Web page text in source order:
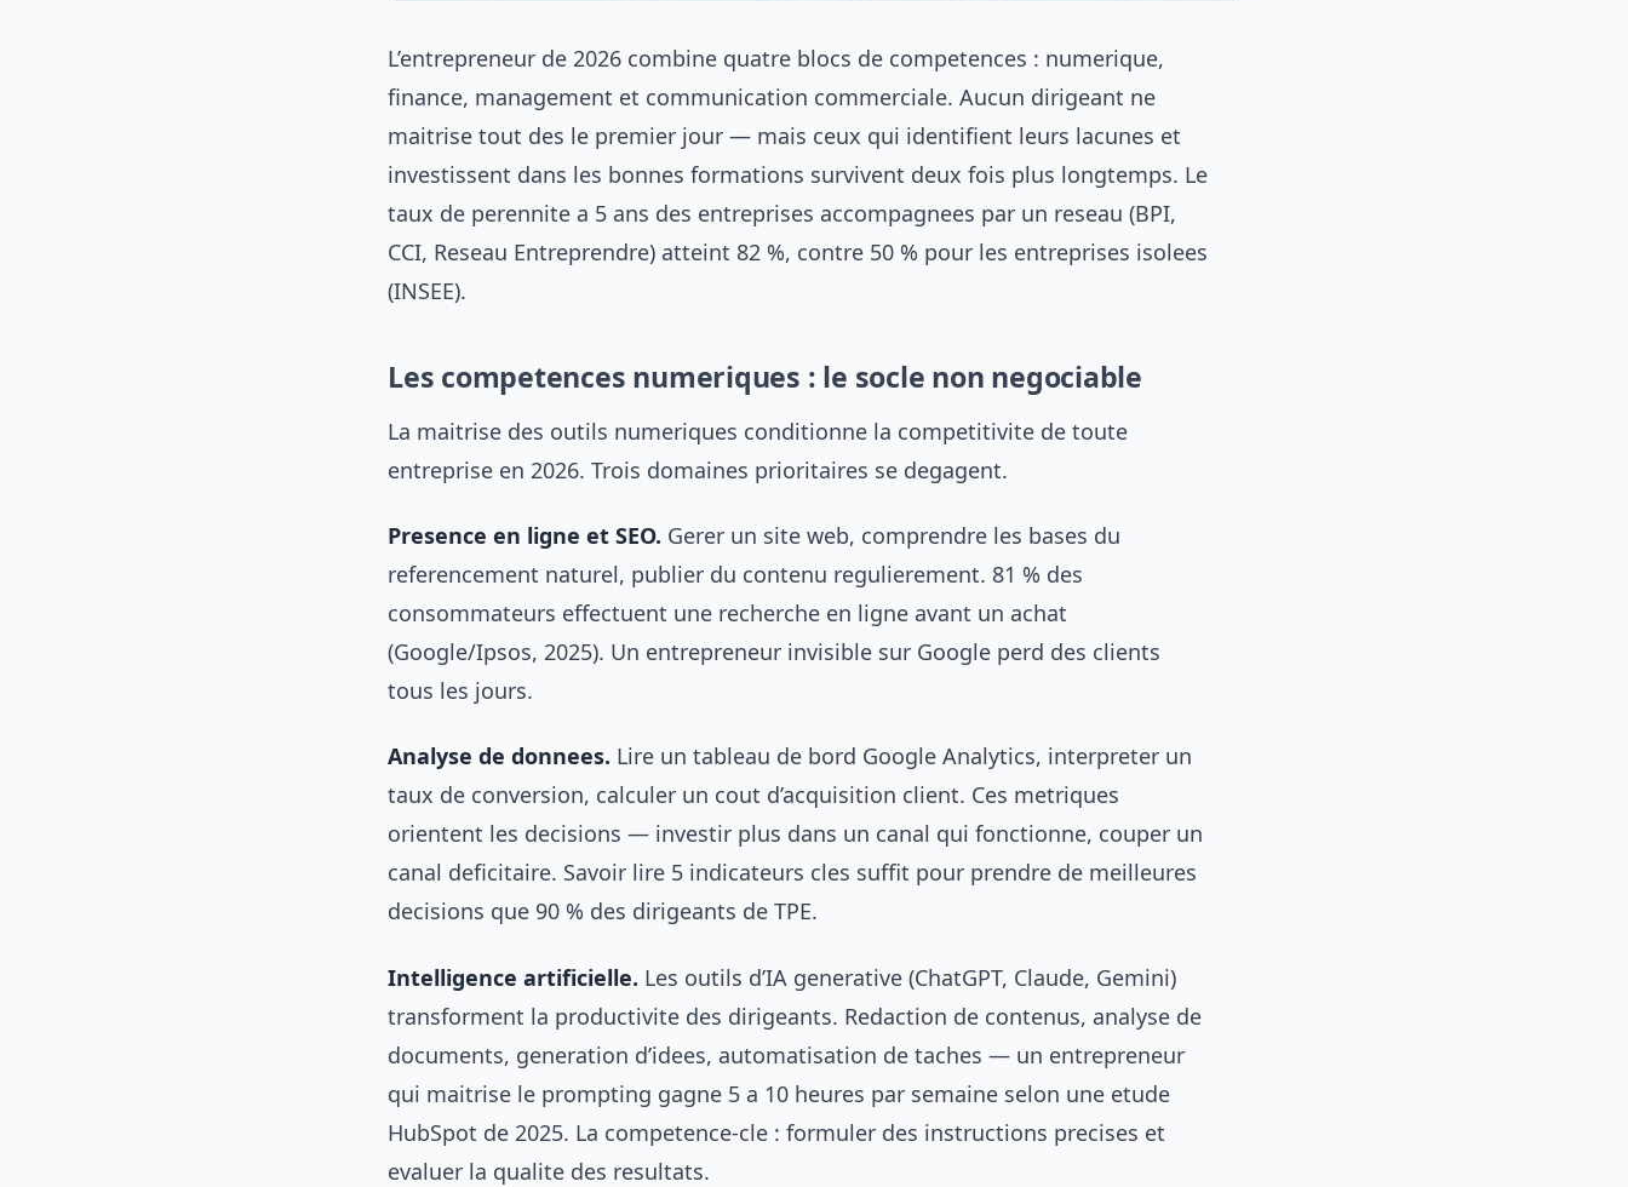
L’entrepreneur de 2026 combine quatre blocs de competences : numerique,
finance, management et communication commerciale. Aucun dirigeant ne
maitrise tout des le premier jour — mais ceux qui identifient leurs lacunes et
investissent dans les bonnes formations survivent deux fois plus longtemps. Le
taux de perennite a 5 ans des entreprises accompagnees par un reseau (BPI,
CCI, Reseau Entreprendre) atteint 82 %, contre 50 % pour les entreprises isolees
(INSEE).
Les competences numeriques : le socle non negociable
La maitrise des outils numeriques conditionne la competitivite de toute
entreprise en 2026. Trois domaines prioritaires se degagent.
Presence en ligne et SEO. Gerer un site web, comprendre les bases du
referencement naturel, publier du contenu regulierement. 81 % des
consommateurs effectuent une recherche en ligne avant un achat
(Google/Ipsos, 2025). Un entrepreneur invisible sur Google perd des clients
tous les jours.
Analyse de donnees. Lire un tableau de bord Google Analytics, interpreter un
taux de conversion, calculer un cout d’acquisition client. Ces metriques
orientent les decisions — investir plus dans un canal qui fonctionne, couper un
canal deficitaire. Savoir lire 5 indicateurs cles suffit pour prendre de meilleures
decisions que 90 % des dirigeants de TPE.
Intelligence artificielle. Les outils d’IA generative (ChatGPT, Claude, Gemini)
transforment la productivite des dirigeants. Redaction de contenus, analyse de
documents, generation d’idees, automatisation de taches — un entrepreneur
qui maitrise le prompting gagne 5 a 10 heures par semaine selon une etude
HubSpot de 2025. La competence-cle : formuler des instructions precises et
evaluer la qualite des resultats.